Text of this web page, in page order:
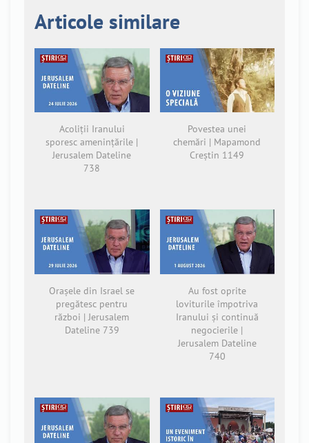
Articole similare
Acoliții Iranului
sporesc amenințările |
Jerusalem Dateline
738
Povestea unei
chemări | Mapamond
Creștin 1149
Orașele din Israel se
pregătesc pentru
război | Jerusalem
Dateline 739
Au fost oprite
loviturile împotriva
Iranului și continuă
negocierile |
Jerusalem Dateline
740